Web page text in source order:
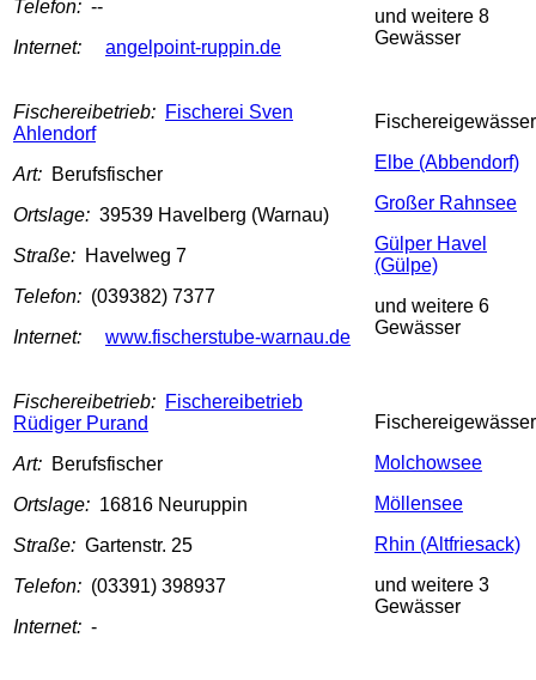
Telefon: --
Internet:
angelpoint-ruppin.de
und weitere 8
Gewässer
Fischereibetrieb: Fischerei Sven
Ahlendorf
Art: Berufsfischer
Ortslage: 39539 Havelberg (Warnau)
Straße: Havelweg 7
Telefon: (039382) 7377
Internet:
www.fischerstube-warnau.de
Fischereigewässer
Elbe (Abbendorf)
Großer Rahnsee
Gülper Havel
(Gülpe)
und weitere 6
Gewässer
Fischereibetrieb: Fischereibetrieb
Rüdiger Purand
Art: Berufsfischer
Ortslage: 16816 Neuruppin
Straße: Gartenstr. 25
Telefon: (03391) 398937
Internet: -
Fischereigewässer
Molchowsee
Möllensee
Rhin (Altfriesack)
und weitere 3
Gewässer